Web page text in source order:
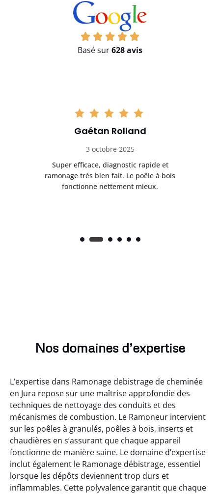
Basé sur628 avis
Gaétan Rolland
3 octobre 2025
Super efficace, diagnostic rapide et
ramonage très bien fait. Le poêle à bois
fonctionne nettement mieux.
Nos domaines d’expertise
L’expertise dans Ramonage debistrage de cheminée
en Jura repose sur une maîtrise approfondie des
techniques de nettoyage des conduits et des
mécanismes de combustion. Le Ramoneur intervient
sur les poêles à granulés, poêles à bois, inserts et
chaudières en s’assurant que chaque appareil
fonctionne de manière saine. Le domaine d’expertise
inclut également le Ramonage débistrage, essentiel
lorsque les dépôts deviennent trop durs et
inflammables. Cette polyvalence garantit que chaque